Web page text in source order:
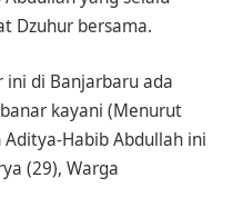
Dzuhur bersama.
ini di Banjarbaru ada
kayani (Menurut
Habib Abdullah ini
(29), Warga